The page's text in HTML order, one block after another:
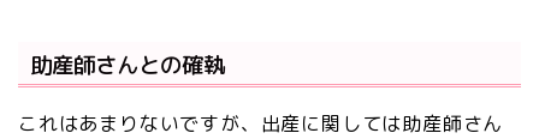
助産師さんとの確執
これはあまりないですが、出産に関しては助産師さん